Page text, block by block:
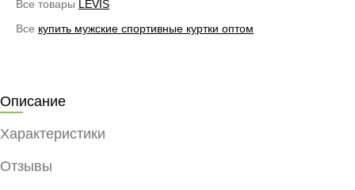
Все товары LEVIS
Все купить мужские спортивные куртки оптом
Описание
Характеристики
Отзывы